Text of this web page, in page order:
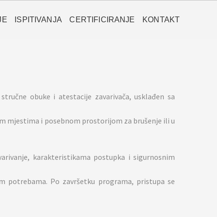
ISPITIVANJA CERTIFICIRANJE KONTAKT
obuke i atestacije zavarivača, usklađen sa
mjestima i posebnom prostorijom za brušenje ili u
karakteristikama postupka i sigurnosnim
potrebama. Po završetku programa, pristupa se